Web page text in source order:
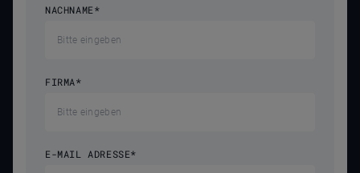
NACHNAME*
FIRMA*
E-MAIL ADRESSE*